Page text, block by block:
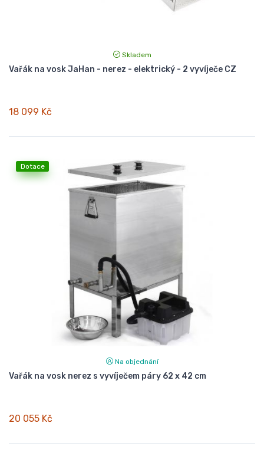
Skladem
Vařák na vosk JaHan - nerez - elektrický - 2 vyvíječe CZ
18 099 Kč
Dotace
Na objednání
Vařák na vosk nerez s vyvíječem páry 62 x 42 cm
20 055 Kč